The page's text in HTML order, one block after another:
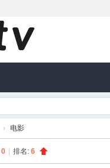
› 电影
0 排名: 6